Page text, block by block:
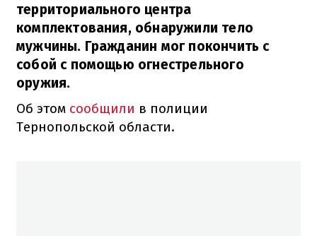
территориального центра
комплектования, обнаружили тело
мужчины. Гражданин мог покончить с
собой с помощью огнестрельного
оружия.
Об этом сообщили в полиции
Тернопольской области.